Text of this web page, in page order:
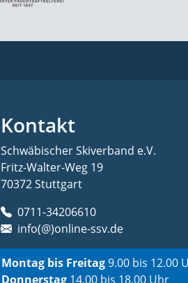
Kontakt
Schwäbischer Skiverband e.V.
Fritz-Walter-Weg 19
70372 Stuttgart
0711-34206610
info(@)online-ssv.de
Montag bis Freitag9.00 bis 12.00
Donnerstag 14.00 bis 18.00 Uhr